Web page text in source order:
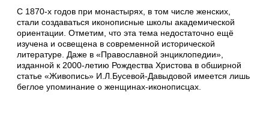
С 1870-х годов при монастырях, в том числе женских,
стали создаваться иконописные школы академической
ориентации. Отметим, что эта тема недостаточно ещё
изучена и освещена в современной исторической
литературе. Даже в «Православной энциклопедии»,
изданной к 2000-летию Рождества Христова в обширной
статье «Живопись» И.Л.Бусевой-Давыдовой имеется лишь
беглое упоминание о женщинах-иконописцах.